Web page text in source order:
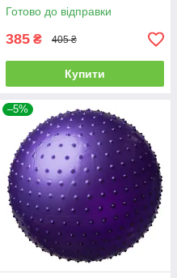
Готово до відправки
385 ₴ 405 ₴
Купити
–5%